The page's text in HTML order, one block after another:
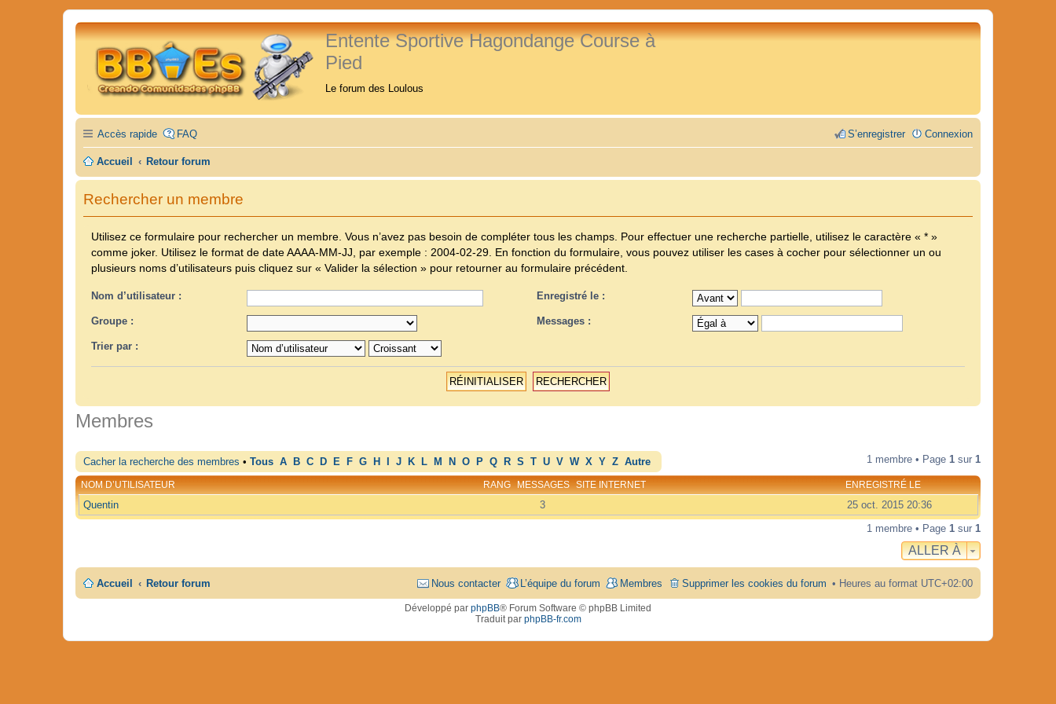
Entente Sportive Hagondange Course à
Pied
Le forum des Loulous
Accès rapide FAQ Connexion
S’enregistrer
Accueil Retour forum
Rechercher un membre
Utilisez ce formulaire pour rechercher un membre. Vous n’avez pas besoin de compléter tous les champs. Pour effectuer une recherche partielle, utilisez le caractère « * »
comme joker. Utilisez le format de dateAAAA-MM-JJ , par exemple : 2004-02-29 . En fonction du formulaire, vous pouvez utiliser les cases à cocher pour sélectionner un ou
plusieurs noms d’utilisateurs puis cliquez sur « Valider la sélection » pour retourner au formulaire précédent.
Nom d’utilisateur :
Groupe :
Trier par :
Enregistré le :
Messages :
Membres
Cacher la recherche des membres • Tous A B C D E F G H J K L M N O P Q R S T U V W X Y Z Autre 1 membre • Page 1 sur 1
RANG
NOM D’UTILISATEUR MESSAGES SITE INTERNET ENREGISTRÉ LE
Quentin 3
25 oct. 2015 20:36
1 membre • Page 1 sur 1
ALLER À
Accueil Retour forum Heures au format UTC+02:00
Supprimer les cookies du forum
Membres
L’équipe du forum
Nous contacter
Développé par phpBB® Forum Software © phpBB Limited
Traduit par phpBB-fr.com